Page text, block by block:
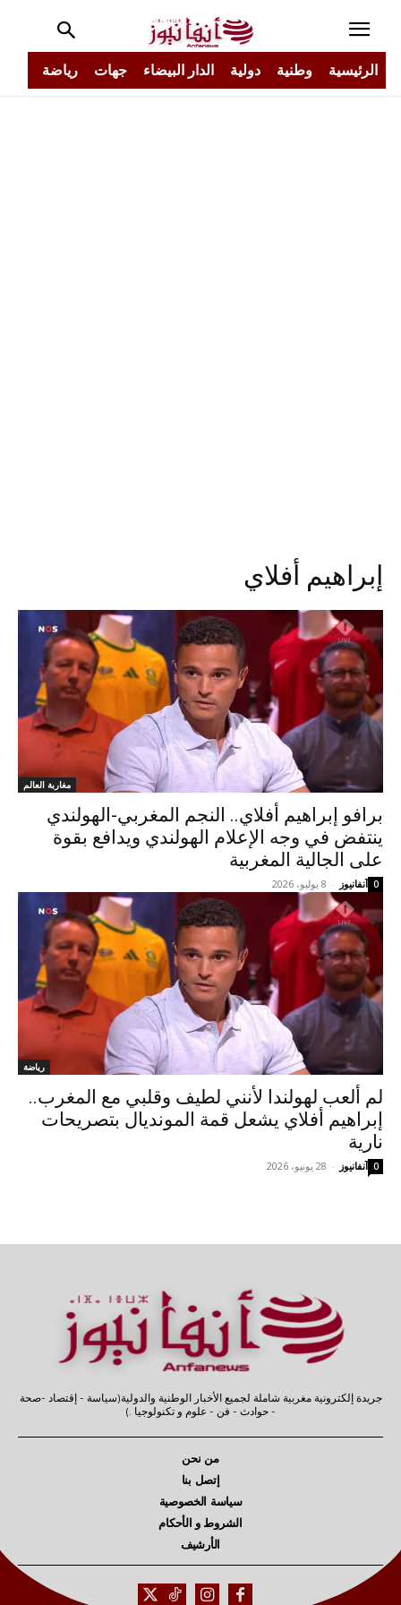
الرئيسية وطنية دولية الدار البيضاء جهات رياضة
إبراهيم أفلاي
مغاربة العالم
برافو إبراهيم أفلاي.. النجم المغربي-الهولندي
ينتفض في وجه الإعلام الهولندي ويدافع بقوة
على الجالية المغربية
آنفانيوز - 8 يوليو، 2026 0
رياضة
لم ألعب لهولندا لأنني لطيف وقلبي مع المغرب..
إبراهيم أفلاي يشعل قمة المونديال بتصريحات
نارية
آنفانيوز - 28 يونيو، 2026 0
جريدة إلكترونية مغربية شاملة لجميع الأخبار الوطنية والدولية(سياسة - إقتصاد -صحة
- حوادث - فن - علوم و تكنولوجيا .)
من نحن
إتصل بنا
سياسة الخصوصية
الشروط و الأحكام
الأرشيف